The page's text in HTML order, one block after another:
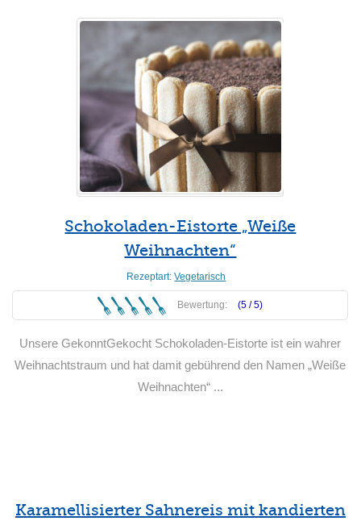
Schokoladen-Eistorte „Weiße
Weihnachten“
Rezeptart:Vegetarisch
Bewertung: (5 /5)
Unsere GekonntGekocht Schokoladen-Eistorte ist ein wahrer
Weihnachtstraum und hat damit gebührend den Namen „Weiße
Weihnachten“ ...
Karamellisierter Sahnereis mit kandierten